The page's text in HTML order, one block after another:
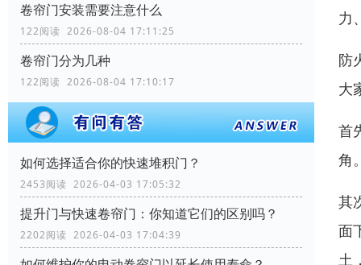
卷帘门安装需要注意什么
122阅读 2026-08-04 17:11:25
卷帘门分为几种
122阅读 2026-08-04 17:10:17
如何选择适合你的快速堆积门？
2453阅读 2026-04-03 17:05:32
提升门与快速卷帘门：你知道它们的区别吗？
2202阅读 2026-04-03 17:04:39
力
防
大
首
角
其
面
土